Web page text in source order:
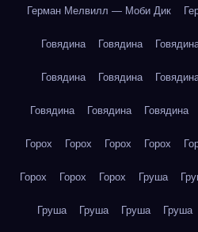
Герман Мелвилл — Моби Дик
Говядина Говядина
Говядина Говядина
Говядина Говядина Говядина
Горох Горох Горох Горох
Горох Горох Горох Груша
Груша Груша Груша Груша